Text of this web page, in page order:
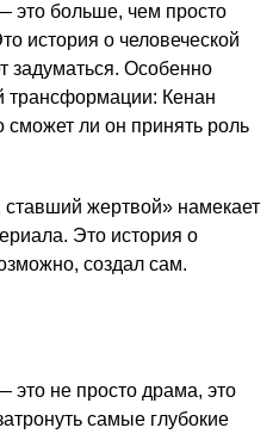
это больше, чем просто
история о человеческой
задуматься. Особенно
трансформации: Кенан
сможет ли он принять роль
ставший жертвой» намекает
Это история о
создал сам.
это не просто драма, это
самые глубокие